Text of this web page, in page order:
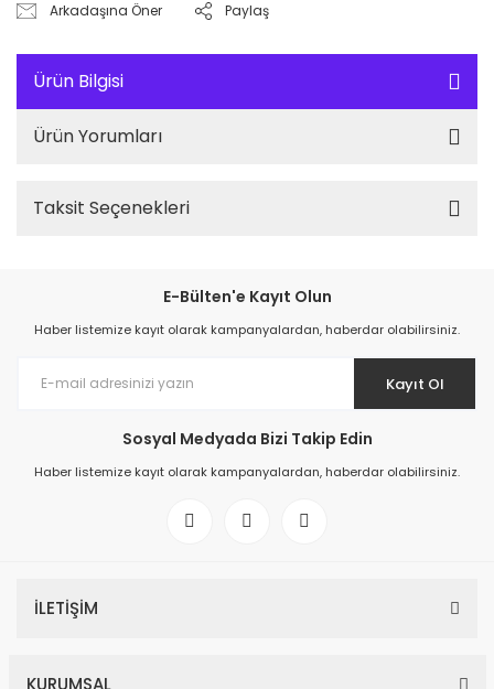
Arkadaşına Öner Paylaş
Ürün Bilgisi
Ürün Yorumları
Taksit Seçenekleri
E-Bülten'e Kayıt Olun
Haber listemize kayıt olarak kampanyalardan, haberdar olabilirsiniz.
Kayıt Ol
Sosyal Medyada Bizi Takip Edin
Haber listemize kayıt olarak kampanyalardan, haberdar olabilirsiniz.
İLETİŞİM
KURUMSAL